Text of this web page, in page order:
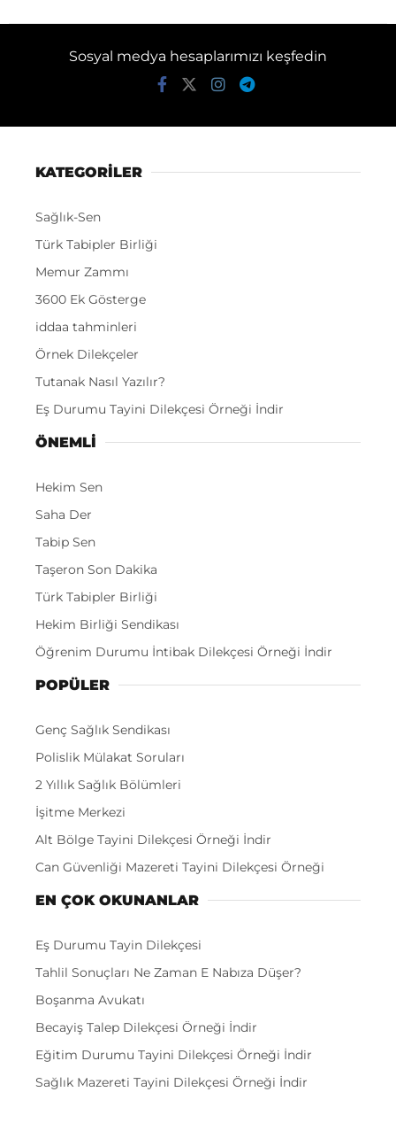
Sosyal medya hesaplarımızı keşfedin
KATEGORİLER
Sağlık-Sen
Türk Tabipler Birliği
Memur Zammı
3600 Ek Gösterge
iddaa tahminleri
Örnek Dilekçeler
Tutanak Nasıl Yazılır?
Eş Durumu Tayini Dilekçesi Örneği İndir
ÖNEMLI
Hekim Sen
Saha Der
Tabip Sen
Taşeron Son Dakika
Türk Tabipler Birliği
Hekim Birliği Sendikası
Öğrenim Durumu İntibak Dilekçesi Örneği İndir
POPÜLER
Genç Sağlık Sendikası
Polislik Mülakat Soruları
2 Yıllık Sağlık Bölümleri
İşitme Merkezi
Alt Bölge Tayini Dilekçesi Örneği İndir
Can Güvenliği Mazereti Tayini Dilekçesi Örneği
EN ÇOK OKUNANLAR
Eş Durumu Tayin Dilekçesi
Tahlil Sonuçları Ne Zaman E Nabıza Düşer?
Boşanma Avukatı
Becayiş Talep Dilekçesi Örneği İndir
Eğitim Durumu Tayini Dilekçesi Örneği İndir
Sağlık Mazereti Tayini Dilekçesi Örneği İndir